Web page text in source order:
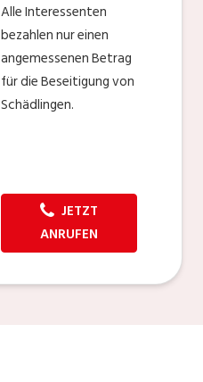
Alle Interessenten
bezahlen nur einen
angemessenen Betrag
für die Beseitigung von
Schädlingen.
JETZT
ANRUFEN